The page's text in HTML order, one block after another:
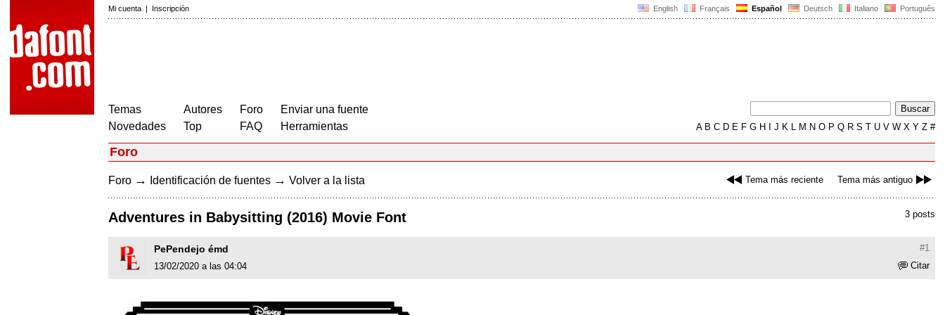
English Français Español Deutsch Italiano Português
Mi cuenta | Inscripción
Temas
Novedades
Autores
Top
Foro
FAQ
Enviar una fuente
Herramientas
AB C D E F G H J K L M N O P Q R S T U V W X Y Z #
Foro
Tema más reciente Tema más antiguo
Foro → Identificación de fuentes → Volver a la lista
3 posts
Adventures in Babysitting (2016) Movie Font
#1
PePendejo émd
Citar
13/02/2020 a las 04:04